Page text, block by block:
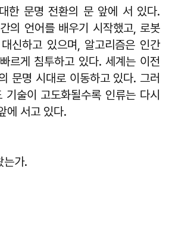
한 문명 전환의 문 앞에 서 있다.
의 언어를 배우기 시작했고, 로봇
신하고 있으며, 알고리즘은 인간
르게 침투하고 있다. 세계는 이전
문명 시대로 이동하고 있다. 그러
기술이 고도화될수록 인류는 다시
에 서고 있다.
는가.